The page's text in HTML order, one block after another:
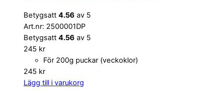
Betygsatt 4.56 av 5
Art.nr: 2500001DP
Betygsatt 4.56 av 5
245 kr
För 200g puckar (veckoklor)
245 kr
Lägg till i varukorg